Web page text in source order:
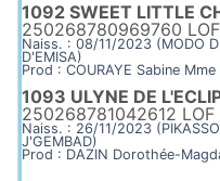
1092 SWEET LITTLE
250268780969760
Naiss. : 08/11/2023 (MODO DI
D'EMISA)
Prod : COURAYE Sabine
1093 ULYNE DE
250268781042612 LOF
Naiss. : 26/11/2023 (PIKASSO
J'GEMBAD)
Prod : DAZIN Dorothée-